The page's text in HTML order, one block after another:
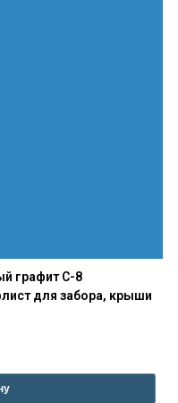
графит С-8
1 лист. Профлист для забора, крыши